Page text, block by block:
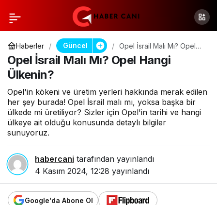
Haberler Güncel
Opel İsrail Malı Mı? Opel
Hangi Ülkenin?
Opel İsrail Malı Mı? Opel Hangi
Ülkenin?
Opel'in kökeni ve üretim yerleri hakkında merak edilen
her şey burada! Opel İsrail malı mı, yoksa başka bir
ülkede mi üretiliyor? Sizler için Opel'in tarihi ve hangi
ülkeye ait olduğu konusunda detaylı bilgiler
sunuyoruz.
habercani tarafından yayınlandı
4 Kasım 2024, 12:28 yayınlandı
Google'da Abone Ol